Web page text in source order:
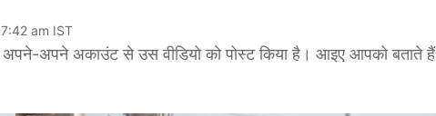
am IST
अपने-अपने अकाउंट से उस वीडियो को पोस्ट किया है। आइए आपको बताते हैं